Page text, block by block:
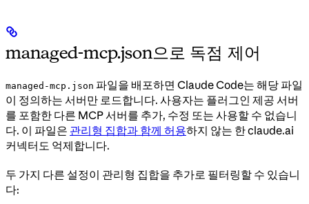
managed-mcp.json으로 독점 제어
managed-mcp.json 파일을 배포하면 Claude Code는 해당 파일
이 정의하는 서버만 로드합니다. 사용자는 플러그인 제공 서버
를 포함한 다른 MCP 서버를 추가, 수정 또는 사용할 수 없습니
다. 이 파일은 관리형 집합과 함께 허용하지 않는 한 claude.ai
커넥터도 억제합니다.
두 가지 다른 설정이 관리형 집합을 추가로 필터링할 수 있습니
다: